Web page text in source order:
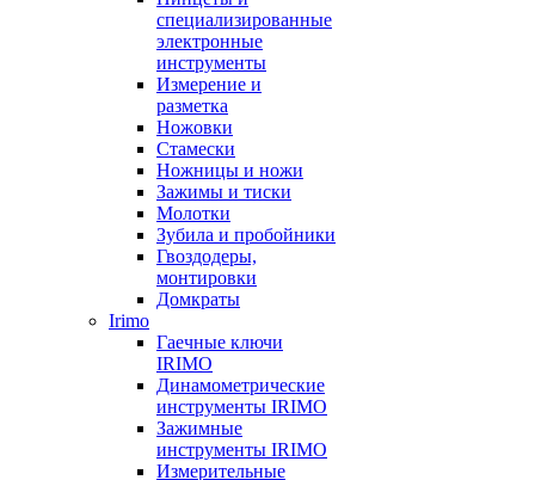
специализированные
электронные
инструменты
Измерение и
разметка
Ножовки
Стамески
Ножницы и ножи
Зажимы и тиски
Молотки
Зубила и пробойники
Гвоздодеры,
монтировки
Домкраты
Irimo
Гаечные ключи
IRIMO
Динамометрические
инструменты IRIMO
Зажимные
инструменты IRIMO
Измерительные